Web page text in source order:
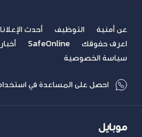
عن أمنية التوظيف أحدث
اعرف حقوقك
SafeOnline
سياسة الخصوصية
احصل على المساعدة في
موبايل